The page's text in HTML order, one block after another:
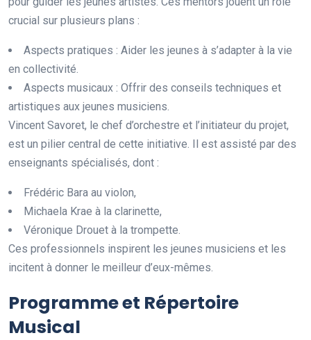
crucial sur plusieurs plans :
Aspects pratiques : Aider les jeunes à s’adapter à la vie
en collectivité.
Aspects musicaux : Offrir des conseils techniques et
artistiques aux jeunes musiciens.
Vincent Savoret, le chef d’orchestre et l’initiateur du projet,
est un pilier central de cette initiative. Il est assisté par des
enseignants spécialisés, dont :
Frédéric Bara au violon,
Michaela Krae à la clarinette,
Véronique Drouet à la trompette.
Ces professionnels inspirent les jeunes musiciens et les
incitent à donner le meilleur d’eux-mêmes.
Programme et Répertoire
Musical